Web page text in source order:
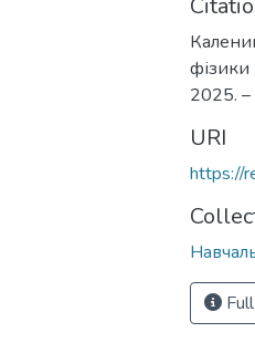
2025. –
URI
https://